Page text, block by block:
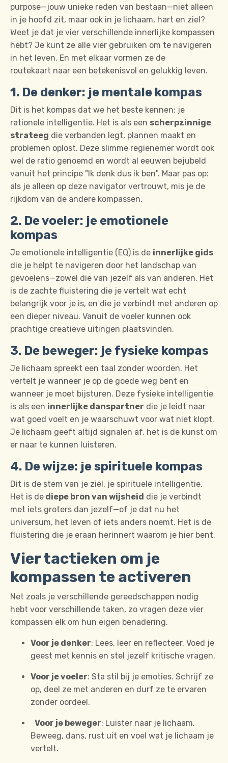
purpose—jouw unieke reden van bestaan—niet alleen
in je hoofd zit, maar ook in je lichaam, hart en ziel?
Weet je dat je vier verschillende innerlijke kompassen
hebt? Je kunt ze alle vier gebruiken om te navigeren
in het leven. En met elkaar vormen ze de
routekaart naar een betekenisvol en gelukkig leven.
1. De denker: je mentale kompas
Dit is het kompas dat we het beste kennen: je
rationele intelligentie. Het is als een scherpzinnige
strateeg die verbanden legt, plannen maakt en
problemen oplost. Deze slimme regienemer wordt ook
wel de ratio genoemd en wordt al eeuwen bejubeld
vanuit het principe "Ik denk dus ik ben". Maar pas op:
als je alleen op deze navigator vertrouwt, mis je de
rijkdom van de andere kompassen.
2. De voeler: je emotionele
kompas
Je emotionele intelligentie (EQ) is de innerlijke gids
die je helpt te navigeren door het landschap van
gevoelens—zowel die van jezelf als van anderen. Het
is de zachte fluistering die je vertelt wat echt
belangrijk voor je is, en die je verbindt met anderen op
een dieper niveau. Vanuit de voeler kunnen ook
prachtige creatieve uitingen plaatsvinden.
3. De beweger: je fysieke kompas
Je lichaam spreekt een taal zonder woorden. Het
vertelt je wanneer je op de goede weg bent en
wanneer je moet bijsturen. Deze fysieke intelligentie
is als een innerlijke danspartner die je leidt naar
wat goed voelt en je waarschuwt voor wat niet klopt.
Je lichaam geeft altijd signalen af, het is de kunst om
er naar te kunnen luisteren.
4. De wijze: je spirituele kompas
Dit is de stem van je ziel, je spirituele intelligentie.
Het is de diepe bron van wijsheid die je verbindt
met iets groters dan jezelf—of je dat nu het
universum, het leven of iets anders noemt. Het is de
fluistering die je eraan herinnert waarom je hier bent.
Vier tactieken om je
kompassen te activeren
Net zoals je verschillende gereedschappen nodig
hebt voor verschillende taken, zo vragen deze vier
kompassen elk om hun eigen benadering.
Voor je denker: Lees, leer en reflecteer. Voed je
geest met kennis en stel jezelf kritische vragen.
Voor je voeler: Sta stil bij je emoties. Schrijf ze
op, deel ze met anderen en durf ze te ervaren
zonder oordeel.
Voor je beweger: Luister naar je lichaam.
Beweeg, dans, rust uit en voel wat je lichaam je
vertelt.